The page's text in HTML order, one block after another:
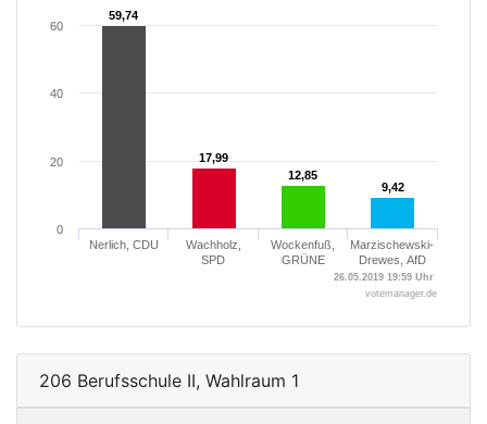
59,74
59,74
17,99
17,99
12,85
12,85
9,42
9,42
Nerlich, CDU
Wachholz,
SPD
Wockenfuß,
GRÜNE
Marzischewski-
Drewes, AfD
0
20
40
60
26.05.2019 19:59 Uhr
votemanager.de
206 Berufsschule II, Wahlraum 1